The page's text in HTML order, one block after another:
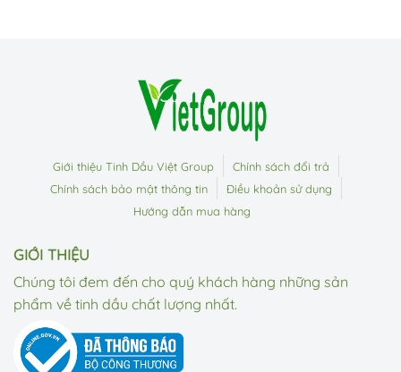
Giới thiệu Tinh Dầu Việt Group
Chính sách đổi trả
Chính sách bảo mật thông tin
Điều khoản sử dụng
Hướng dẫn mua hàng
GIỚI THIỆU
Chúng tôi đem đến cho quý khách hàng những sản
phẩm về tinh dầu chất lượng nhất.